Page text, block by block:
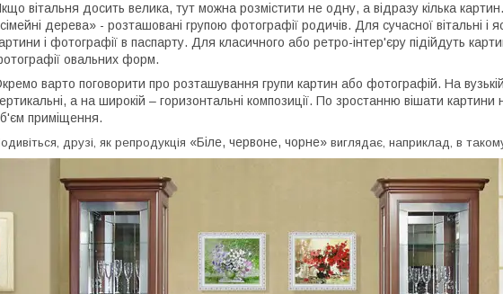
вітальня досить велика, тут можна розмістити не одну, а відразу кілька
дерева» - розташовані групою фотографії родичів. Для сучасної вітальні і
і фотографії в паспарту. Для класичного або ретро-інтер'єру підійдуть
овальних форм.
варто поговорити про розташування групи картин або фотографій. На
а на широкій – горизонтальні композиції. По зростанню вішати
приміщення.
друзі, як репродукція «Біле, червоне, чорне» виглядає, наприклад, в